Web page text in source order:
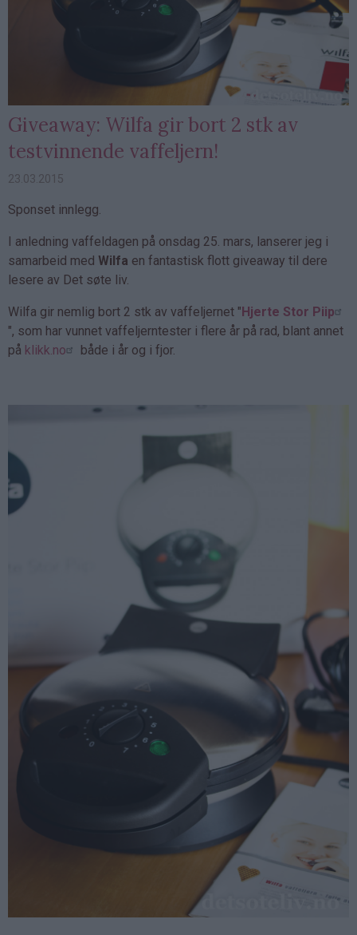
Giveaway: Wilfa gir bort 2 stk av
testvinnende vaffeljern!
23.03.2015
Sponset innlegg.
I anledning vaffeldagen på onsdag 25. mars, lanserer jeg i
samarbeid med Wilfa en fantastisk flott giveaway til dere
lesere av Det søte liv.
Wilfa gir nemlig bort 2 stk av vaffeljernet "Hjerte Stor Piip
", som har vunnet vaffeljerntester i flere år på rad, blant annet
på klikk.no både i år og i fjor.